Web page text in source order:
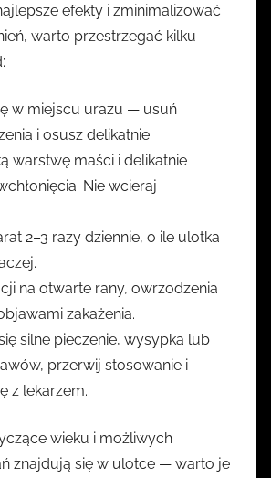
efekty i zminimalizować
warto przestrzegać kilku
w miejscu urazu — usuń
i osusz delikatnie.
warstwę maści i delikatnie
Nie wcieraj
2–3 razy dziennie, o ile ulotka
na otwarte rany, owrzodzenia
zakażenia.
silne pieczenie, wysypka lub
przerwij stosowanie i
z lekarzem.
wieku i możliwych
znajdują się w ulotce — warto je